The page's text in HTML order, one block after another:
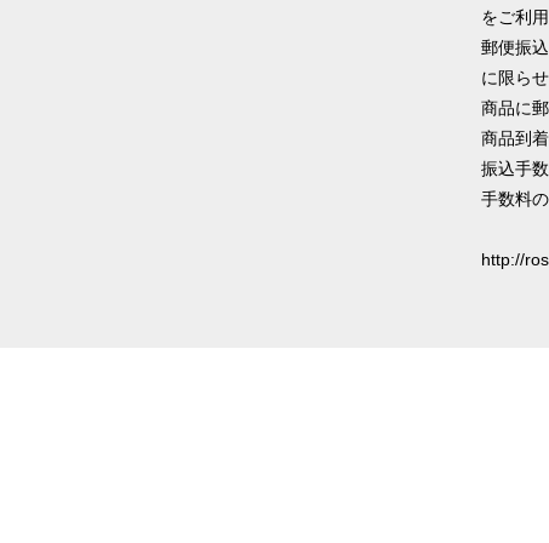
をご利
郵便振
に限ら
商品に
商品到
振込手
手数料
http://